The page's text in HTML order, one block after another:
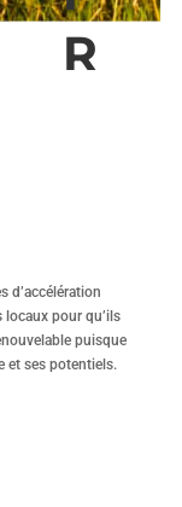
R
d’accélération
locaux pour qu’ils
puisque
et ses potentiels.